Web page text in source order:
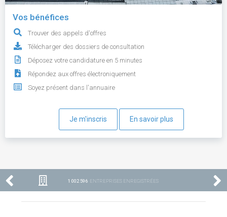
Vos bénéfices
Trouver des appels d'offres
Télécharger des dossiers de consultation
Déposez votre candidature en 5 minutes
Répondez aux offres électroniquement
Soyez présent dans l'annuaire
Je m'inscris En savoir plus
1 002 596 ENTREPRISES ENREGISTRÉES